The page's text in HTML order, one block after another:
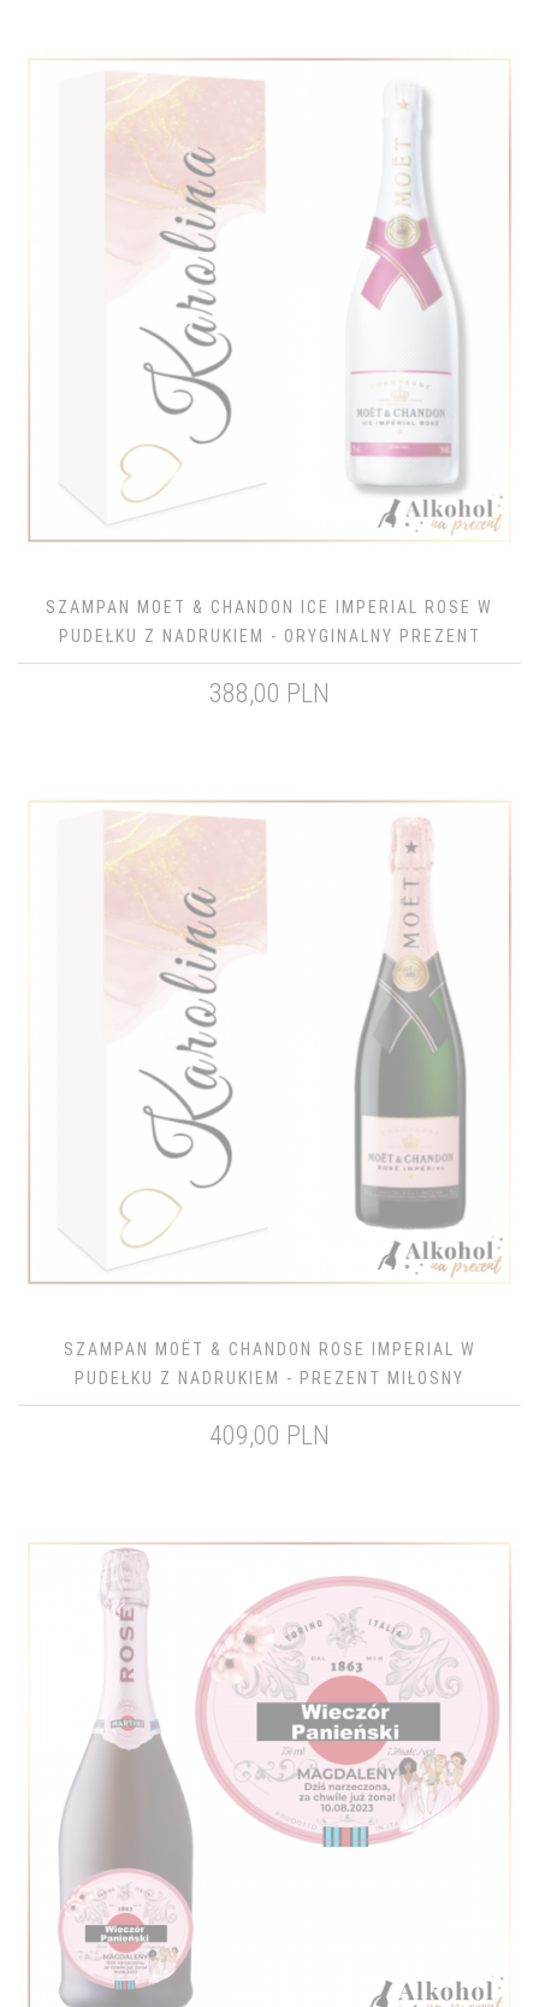
SZAMPAN MOET & CHANDON ICE IMPERIAL ROSE W
PUDEŁKU Z NADRUKIEM - ORYGINALNY PREZENT
388,00 PLN
SZAMPAN MOËT & CHANDON ROSE IMPERIAL W
PUDEŁKU Z NADRUKIEM - PREZENT MIŁOSNY
409,00 PLN